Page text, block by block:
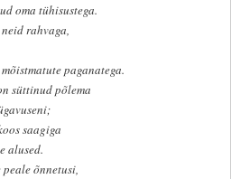
oma tühisustega.
rahvaga,
paganatega.
süttinud põlema
saagiga
alused.
õnnetusi,